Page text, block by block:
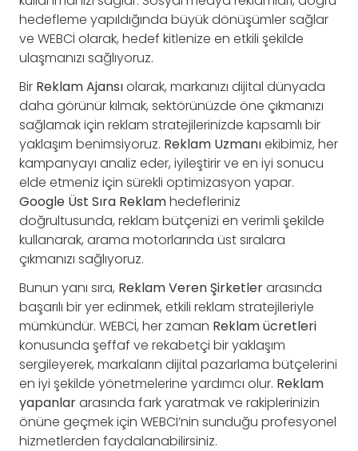
hedefleme yapıldığında büyük dönüşümler sağlar
ve WEBCİ olarak, hedef kitlenize en etkili şekilde
ulaşmanızı sağlıyoruz.
Bir Reklam Ajansıolarak, markanızı dijital dünyada
daha görünür kılmak, sektörünüzde öne çıkmanızı
sağlamak için reklam stratejilerinizde kapsamlı bir
yaklaşım benimsiyoruz. Reklam Uzmanıekibimiz, her
kampanyayı analiz eder, iyileştirir ve en iyi sonucu
elde etmeniz için sürekli optimizasyon yapar.
Google Üst Sıra Reklamhedefleriniz
doğrultusunda, reklam bütçenizi en verimli şekilde
kullanarak, arama motorlarında üst sıralara
çıkmanızı sağlıyoruz.
Bunun yanı sıra, Reklam Veren Şirketlerarasında
başarılı bir yer edinmek, etkili reklam stratejileriyle
mümkündür. WEBCİ, her zaman Reklam ücretleri
konusunda şeffaf ve rekabetçi bir yaklaşım
sergileyerek, markaların dijital pazarlama bütçelerini
en iyi şekilde yönetmelerine yardımcı olur. Reklam
yapanlararasında fark yaratmak ve rakiplerinizin
önüne geçmek için WEBCİ’nin sunduğu profesyonel
hizmetlerden faydalanabilirsiniz.